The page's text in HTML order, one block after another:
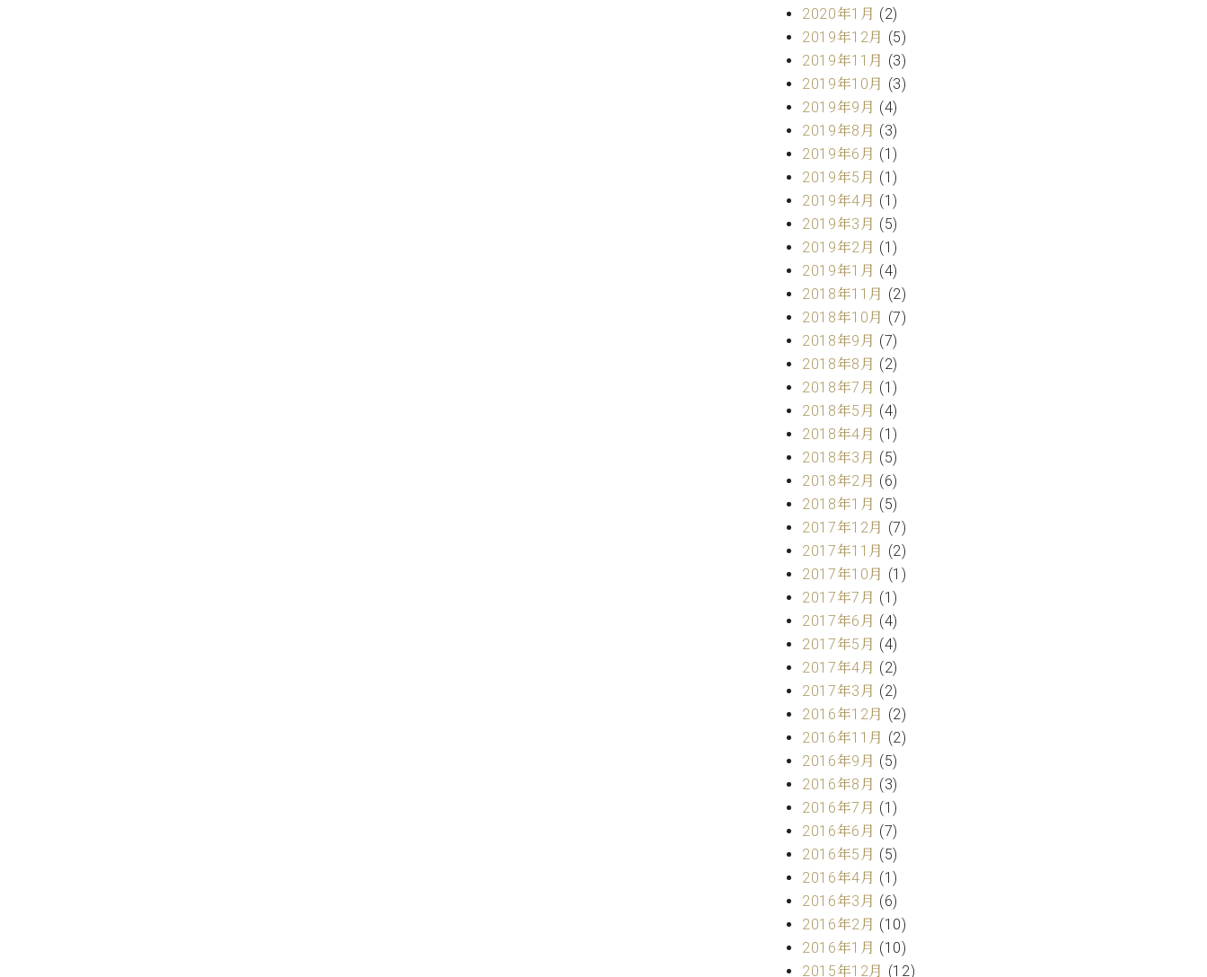
2020年1月 (2)
2019年12月 (5)
2019年11月 (3)
2019年10月 (3)
2019年9月 (4)
2019年8月 (3)
2019年6月 (1)
2019年5月 (1)
2019年4月 (1)
2019年3月 (5)
2019年2月 (1)
2019年1月 (4)
2018年11月 (2)
2018年10月 (7)
2018年9月 (7)
2018年8月 (2)
2018年7月 (1)
2018年5月 (4)
2018年4月 (1)
2018年3月 (5)
2018年2月 (6)
2018年1月 (5)
2017年12月 (7)
2017年11月 (2)
2017年10月 (1)
2017年7月 (1)
2017年6月 (4)
2017年5月 (4)
2017年4月 (2)
2017年3月 (2)
2016年12月 (2)
2016年11月 (2)
2016年9月 (5)
2016年8月 (3)
2016年7月 (1)
2016年6月 (7)
2016年5月 (5)
2016年4月 (1)
2016年3月 (6)
2016年2月 (10)
2016年1月 (10)
2015年12月 (12)